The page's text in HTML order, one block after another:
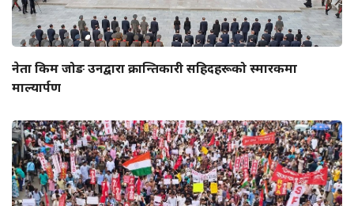
नेता किम जोङ उनद्वारा क्रान्तिकारी सहिदहरूको स्मारकमा
माल्यार्पण